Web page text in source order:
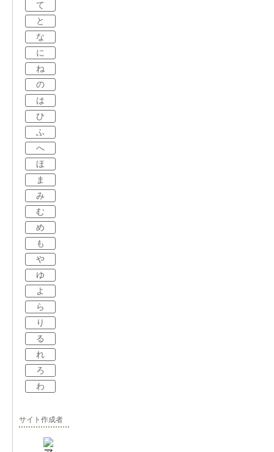
て
と
な
に
ね
の
は
ひ
ふ
へ
ほ
ま
み
む
め
も
や
ゆ
よ
ら
り
る
れ
ろ
わ
サイト作成者